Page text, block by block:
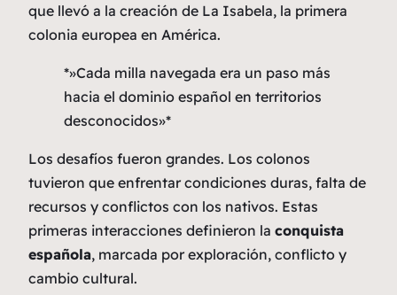
que llevó a la creación de La Isabela, la primera
colonia europea en América.
*»Cada milla navegada era un paso más
hacia el dominio español en territorios
desconocidos»*
Los desafíos fueron grandes. Los colonos
tuvieron que enfrentar condiciones duras, falta de
recursos y conflictos con los nativos. Estas
primeras interacciones definieron la conquista
española, marcada por exploración, conflicto y
cambio cultural.